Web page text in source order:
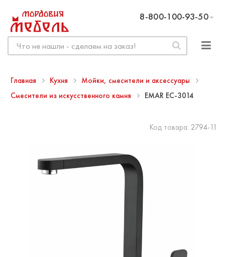
8-800-100-93-50
Главная Кухня
Мойки, смесители и аксессуары
Смесители из искусственного камня
EMAR EC-3014
Код товара: 2794-11